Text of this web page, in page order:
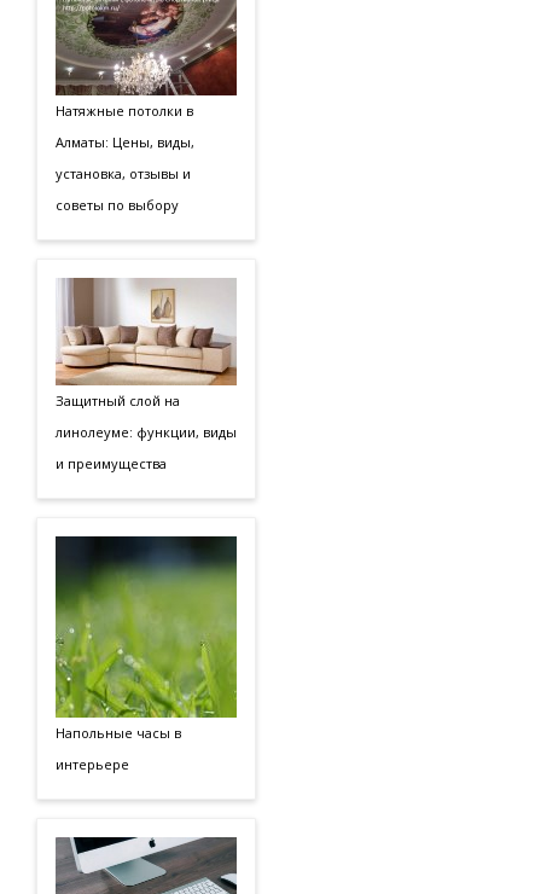
Натяжные потолки в
Алматы: Цены, виды,
установка, отзывы и
советы по выбору
Защитный слой на
линолеуме: функции, виды
и преимущества
Напольные часы в
интерьере